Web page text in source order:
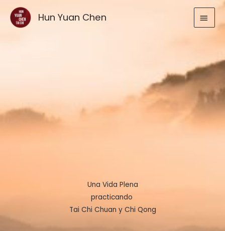
contenido
Hun Yuan Chen
Una Vida Plena
practicando
Tai Chi Chuan y Chi Qong